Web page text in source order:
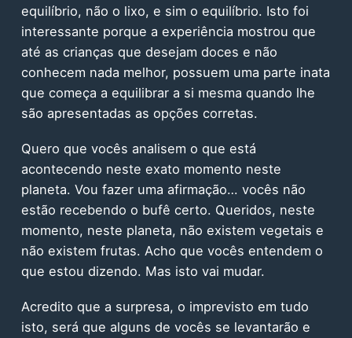
equilíbrio, não o lixo, e sim o equilíbrio. Isto foi
interessante porque a experiência mostrou que
até as crianças que desejam doces e não
conhecem nada melhor, possuem uma parte inata
que começa a equilibrar a si mesma quando lhe
são apresentadas as opções corretas.
Quero que vocês analisem o que está
acontecendo neste exato momento neste
planeta. Vou fazer uma afirmação… vocês não
estão recebendo o bufê certo. Queridos, neste
momento, neste planeta, não existem vegetais e
não existem frutas. Acho que vocês entendem o
que estou dizendo. Mas isto vai mudar.
Acredito que a surpresa, o imprevisto em tudo
isto, será que alguns de vocês se levantarão e